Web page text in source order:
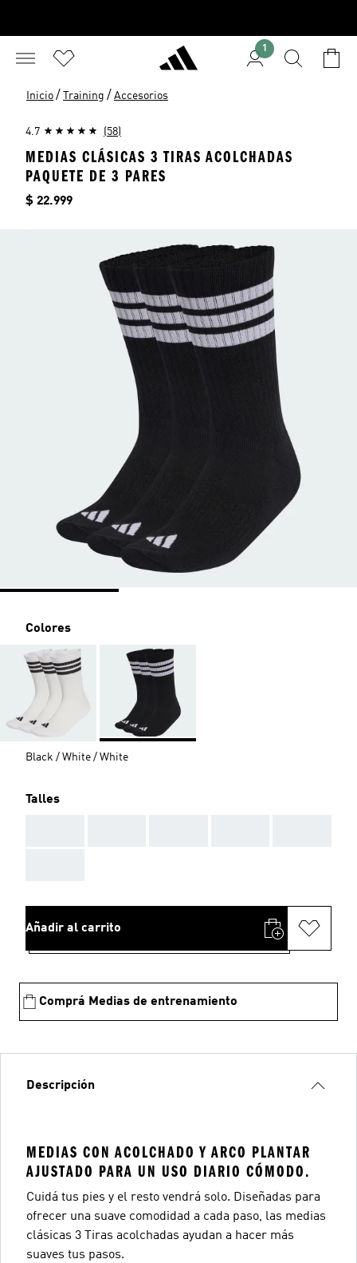
1
Inicio / Training / Accesorios
4.7 (58)
MEDIAS CLÁSICAS 3 TIRAS ACOLCHADAS
PAQUETE DE 3 PARES
Precio
$ 22.999
Colores
Black / White / White
Talles
Añadir al carrito
Comprá Medias de entrenamiento
Descripción
MEDIAS CON ACOLCHADO Y ARCO PLANTAR
AJUSTADO PARA UN USO DIARIO CÓMODO.
Cuidá tus pies y el resto vendrá solo. Diseñadas para
ofrecer una suave comodidad a cada paso, las medias
clásicas 3 Tiras acolchadas ayudan a hacer más
suaves tus pasos.